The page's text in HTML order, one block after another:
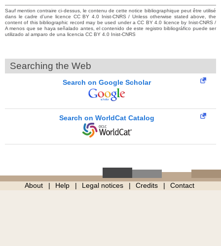
Sauf mention contraire ci-dessus, le contenu de cette notice bibliographique peut être utilisé
dans le cadre d’une licence CC BY 4.0 Inist-CNRS / Unless otherwise stated above, the
content of this bibliographic record may be used under a CC BY 4.0 licence by Inist-CNRS /
A menos que se haya señalado antes, el contenido de este registro bibliográfico puede ser
utilizado al amparo de una licencia CC BY 4.0 Inist-CNRS
Searching the Web
Search on Google Scholar
Search on WorldCat Catalog
About Help Legal notices Credits Contact